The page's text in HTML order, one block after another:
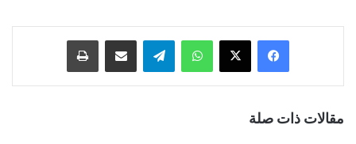
فيسبوك ‫X واتساب تيلقرام مشاركة عبر البريد طباعة
مقالات ذات صلة